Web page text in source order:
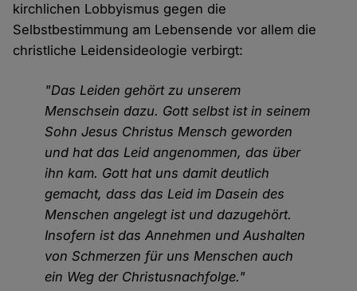
kirchlichen Lobbyismus gegen die
Selbstbestimmung am Lebensende vor allem die
christliche Leidensideologie verbirgt:
"Das Leiden gehört zu unserem
Menschsein dazu. Gott selbst ist in seinem
Sohn Jesus Christus Mensch geworden
und hat das Leid angenommen, das über
ihn kam. Gott hat uns damit deutlich
gemacht, dass das Leid im Dasein des
Menschen angelegt ist und dazugehört.
Insofern ist das Annehmen und Aushalten
von Schmerzen für uns Menschen auch
ein Weg der Christusnachfolge."